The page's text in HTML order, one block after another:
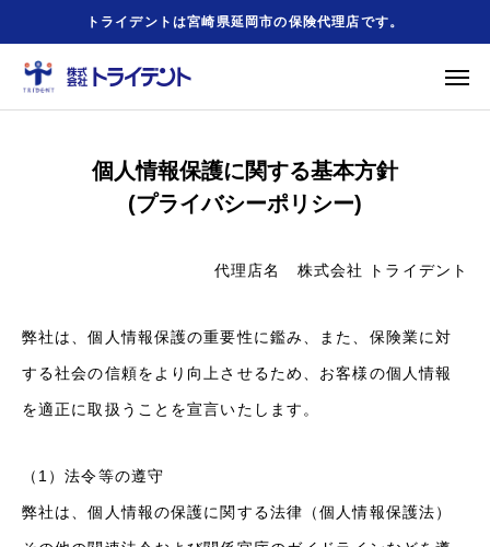
トライデントは宮崎県延岡市の保険代理店です。
個人情報保護に関する基本方針
(プライバシーポリシー)
代理店名 株式会社 トライデント
弊社は、個人情報保護の重要性に鑑み、また、保険業に対
する社会の信頼をより向上させるため、お客様の個人情報
を適正に取扱うことを宣言いたします。
（1）法令等の遵守
弊社は、個人情報の保護に関する法律（個人情報保護法）
友だち追加 お問合せ
事業案内
勧誘方針
お役立ちリンク